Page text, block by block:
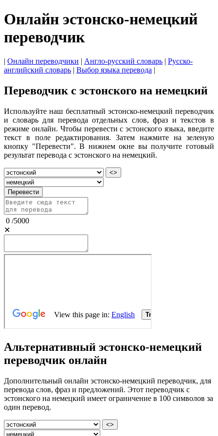
Онлайн эстонско-немецкий
переводчик
| Онлайн переводчики | Англо-русский словарь | Русско-
английский словарь | Выбор языка перевода |
Переводчик с эстонского на немецкий
Используйте наш бесплатный эстонско-немецкий переводчик
и словарь для перевода отдельных слов, фраз и текстов в
режиме онлайн. Чтобы перевести с эстонского языка, введите
текст в поле редактирования. Затем нажмите на зеленую
кнопку "Перевести". В нижнем окне вы получите готовый
результат перевода с эстонского на немецкий.
<>
Перевести
0 /5000
✕
Альтернативный эстонско-немецкий
переводчик онлайн
Дополнительный онлайн эстонско-немецкий переводчик, для
перевода слов, фраз и предложений. Этот переводчик с
эстонского на немецкий имеет ограничение в 100 символов за
один перевод.
<>